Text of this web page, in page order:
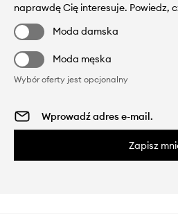
naprawdę Cię interesuje. Powiedz,
Moda damska
Moda męska
Wybór oferty jest opcjonalny
Zapisz